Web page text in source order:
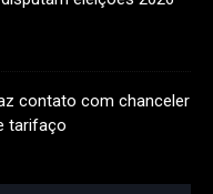
contato com chanceler
tarifaço